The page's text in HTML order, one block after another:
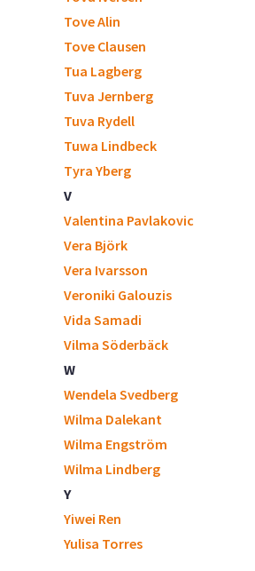
Tove Alin
Tove Clausen
Tua Lagberg
Tuva Jernberg
Tuva Rydell
Tuwa Lindbeck
Tyra Yberg
V
Valentina Pavlakovic
Vera Björk
Vera Ivarsson
Veroniki Galouzis
Vida Samadi
Vilma Söderbäck
W
Wendela Svedberg
Wilma Dalekant
Wilma Engström
Wilma Lindberg
Y
Yiwei Ren
Yulisa Torres